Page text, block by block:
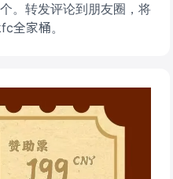
。转发评论到朋友圈，将
全家桶。